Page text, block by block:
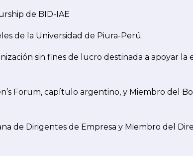
de BID-IAE
de la Universidad de Piura-Perú.
sin fines de lucro destinada a apoyar la
Forum, capítulo argentino, y Miembro del
de Dirigentes de Empresa y Miembro del